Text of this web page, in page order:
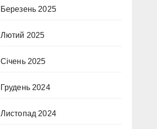
Березень 2025
Лютий 2025
Січень 2025
Грудень 2024
Листопад 2024